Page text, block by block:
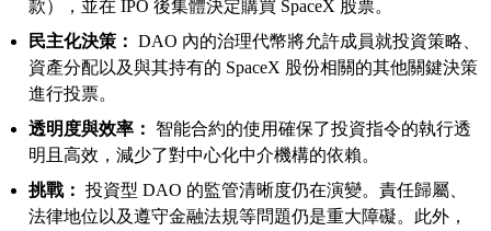
款），並在 IPO 後集體決定購買 SpaceX 股票。
民主化決策： DAO 內的治理代幣將允許成員就投資策略、
資產分配以及與其持有的 SpaceX 股份相關的其他關鍵決策
進行投票。
透明度與效率：
智能合約的使用確保了投資指令的執行透
明且高效，減少了對中心化中介機構的依賴。
挑戰： 投資型 DAO 的監管清晰度仍在演變。責任歸屬、
法律地位以及遵守金融法規等問題仍是重大障礙。此外，